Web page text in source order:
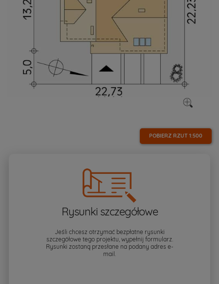
POBIERZ RZUT 1:500
Rysunki szczegółowe
Jeśli chcesz otrzymać bezpłatne rysunki
szczegółowe tego projektu, wypełnij formularz.
Rysunki zostaną przesłane na podany adres e-
mail.